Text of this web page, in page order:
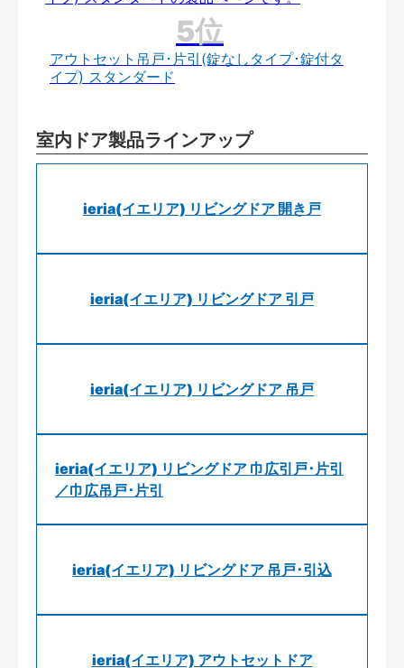
アウトセット吊戸･片引(錠なしタイプ･錠付タ
イプ) スタンダード
室内ドア製品ラインアップ
ieria(イエリア) リビングドア 開き戸
ieria(イエリア) リビングドア 引戸
ieria(イエリア) リビングドア 吊戸
ieria(イエリア) リビングドア 巾広引戸･片引
／巾広吊戸･片引
ieria(イエリア) リビングドア 吊戸･引込
ieria(イエリア) アウトセットドア